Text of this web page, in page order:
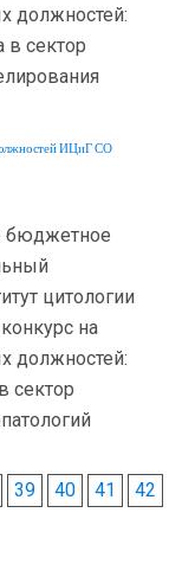
должностей:
в сектор
ИЦиГ СО
бюджетное
цитологии
на
должностей:
сектор
39 40 41
42